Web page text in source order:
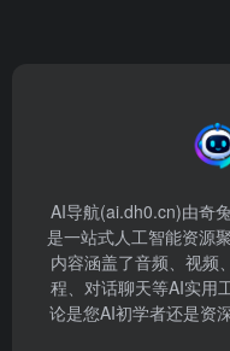
AI导航(ai.dh0.cn)由奇
是一站式人工智能资源
内容涵盖了音频、视频
程、对话聊天等AI实用
论是您AI初学者还是资